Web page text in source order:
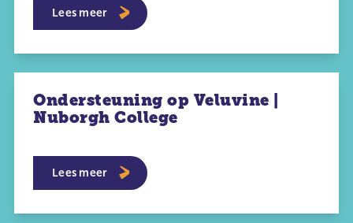
Lees meer
Ondersteuning op Veluvine |
Nuborgh College
Lees meer